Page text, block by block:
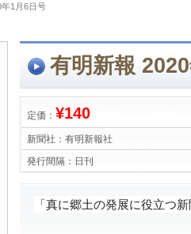
1月6日号
有明新報
定価： ¥140
新聞社： 有明新報社
発行間隔： 日刊
「真に郷土の発展に役立つ新